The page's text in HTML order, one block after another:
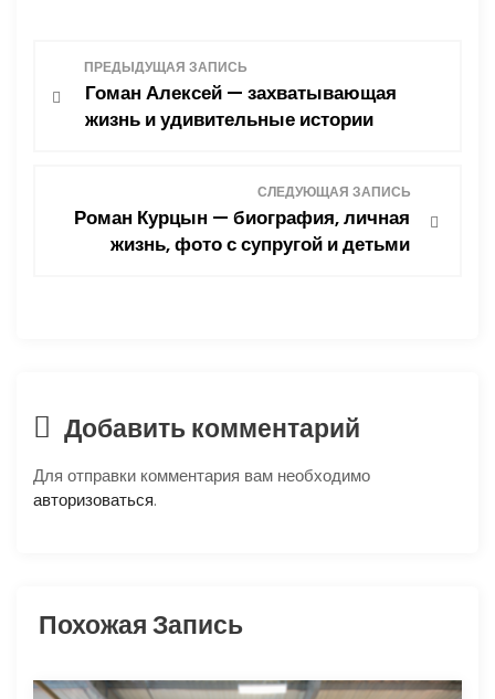
и
я
п
з
ПРЕДЫДУЩАЯ ЗАПИСЬ
Гоман Алексей — захватывающая
жизнь и удивительные истории
СЛЕДУЮЩАЯ ЗАПИСЬ
Роман Курцын — биография, личная
жизнь, фото с супругой и детьми
Добавить комментарий
Для отправки комментария вам необходимо
авторизоваться.
Похожая Запись